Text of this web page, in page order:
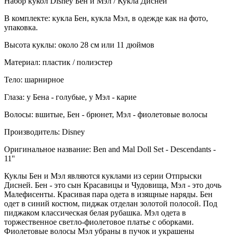
В комплекте: кукла Бен, кукла Мэл, в одежде как на фото,
упаковка.
Высота куклы: около 28 см или 11 дюймов
Материал: пластик / полиэстер
Тело: шарнирное
Глаза: у Бена - голубые, у Мэл - карие
Волосы: вшитые, Бен - брюнет, Мэл - фиолетовые волосы
Производитель: Disney
Оригинальное название: Ben and Mal Doll Set - Descendants -
11''
Куклы Бен и Мэл являются куклами из серии Отпрыски
Дисней. Бен - это сын Красавицы и Чудовища, Мэл - это дочь
Малефисенты. Красивая пара одета в изящные наряды. Бен
одет в синий костюм, пиджак отделан золотой полосой. Под
пиджаком классическая белая рубашка. Мэл одета в
торжественное светло-фиолетовое платье с оборками.
Фиолетовые волосы Мэл убраны в пучок и украшены